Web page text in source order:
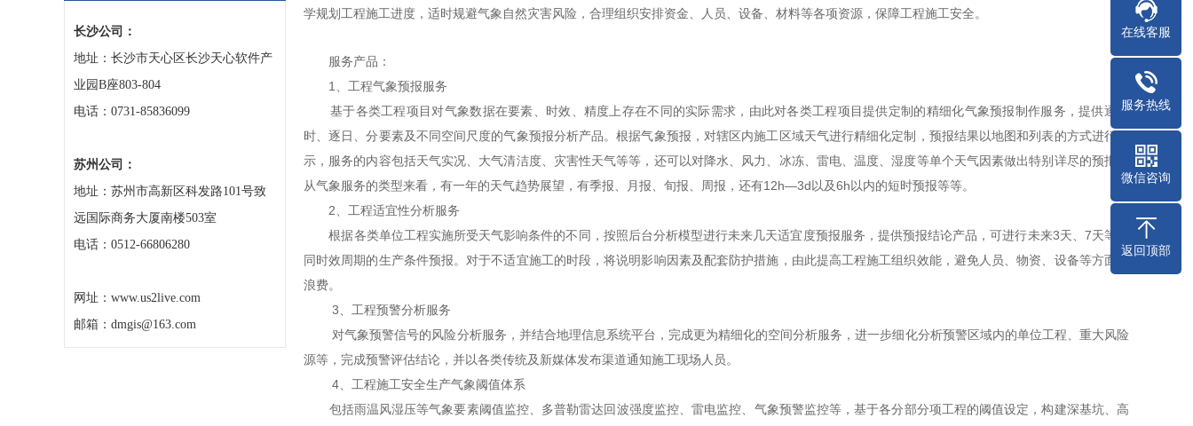
长沙公司：
地址：长沙市天心区长沙天心软件产
业园B座803-804
电话：0731-85836099
苏州公司：
地址：苏州市高新区科发路101号致
远国际商务大厦南楼503室
电话：0512-66806280
网址：www.us2live.com
邮箱：dmgis@163.com
学规划工程施工进度，适时规避气象自然灾害风险，合理组织安排资金、人员、设备、材料等各项资源，保障工程施工安全。
服务产品：
1、工程气象预报服务
基于各类工程项目对气象数据在要素、时效、精度上存在不同的实际需求，由此对各类工程项目提供定制的精细化气象预报制作服务，提供逐小
时、逐日、分要素及不同空间尺度的气象预报分析产品。根据气象预报，对辖区内施工区域天气进行精细化定制，预报结果以地图和列表的方式进行展
示，服务的内容包括天气实况、大气清洁度、灾害性天气等等，还可以对降水、风力、冰冻、雷电、温度、湿度等单个天气因素做出特别详尽的预报，
从气象服务的类型来看，有一年的天气趋势展望，有季报、月报、旬报、周报，还有12h—3d以及6h以内的短时预报等等。
2、工程适宜性分析服务
根据各类单位工程实施所受天气影响条件的不同，按照后台分析模型进行未来几天适宜度预报服务，提供预报结论产品，可进行未来3天、7天等不
同时效周期的生产条件预报。对于不适宜施工的时段，将说明影响因素及配套防护措施，由此提高工程施工组织效能，避免人员、物资、设备等方面的
浪费。
3、工程预警分析服务
对气象预警信号的风险分析服务，并结合地理信息系统平台，完成更为精细化的空间分析服务，进一步细化分析预警区域内的单位工程、重大风险
源等，完成预警评估结论，并以各类传统及新媒体发布渠道通知施工现场人员。
4、工程施工安全生产气象阈值体系
包括雨温风湿压等气象要素阈值监控、多普勒雷达回波强度监控、雷电监控、气象预警监控等，基于各分部分项工程的阈值设定，构建深基坑、高
在线客服
服务热线
微信咨询
返回顶部